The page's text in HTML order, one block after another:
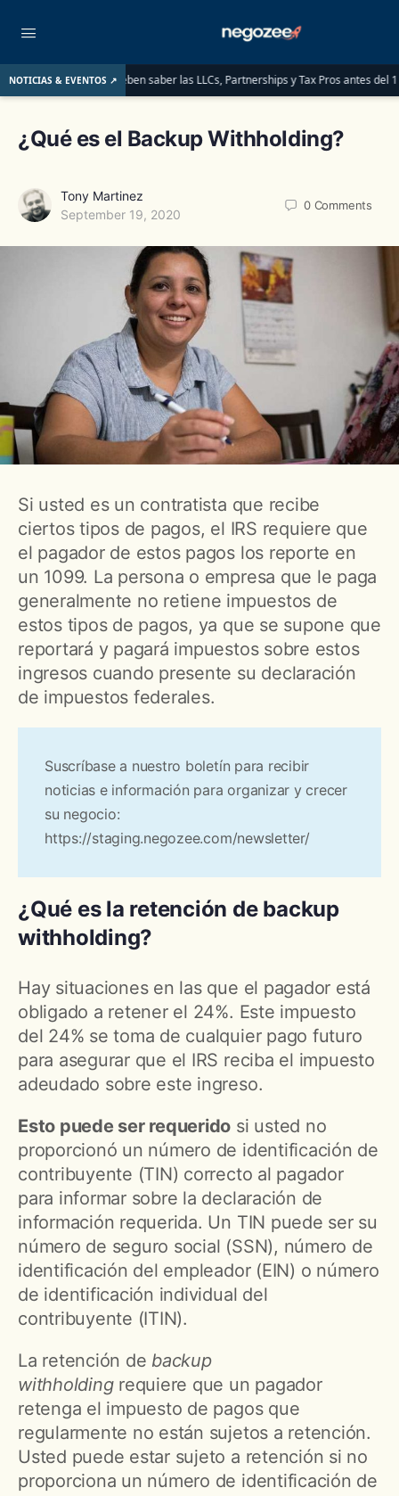
NOTICIAS & EVENTOS ↗
lo que deben saber las LLCs, Partnerships y Tax Pros antes del 1 de
¿Qué es el Backup Withholding?
Tony Martinez
September 19, 2020
0 Comments
Si usted es un contratista que recibe
ciertos tipos de pagos, el IRS requiere que
el pagador de estos pagos los reporte en
un 1099. La persona o empresa que le paga
generalmente no retiene impuestos de
estos tipos de pagos, ya que se supone que
reportará y pagará impuestos sobre estos
ingresos cuando presente su declaración
de impuestos federales.
Suscríbase a nuestro boletín para recibir
noticias e información para organizar y crecer
su negocio:
https://staging.negozee.com/newsletter/
¿Qué es la retención de backup
withholding?
Hay situaciones en las que el pagador está
obligado a retener el 24%. Este impuesto
del 24% se toma de cualquier pago futuro
para asegurar que el IRS reciba el impuesto
adeudado sobre este ingreso.
Esto puede ser requerido si usted no
proporcionó un número de identificación de
contribuyente (TIN) correcto al pagador
para informar sobre la declaración de
información requerida. Un TIN puede ser su
número de seguro social (SSN), número de
identificación del empleador (EIN) o número
de identificación individual del
contribuyente (ITIN).
La retención de backup
withholdingrequiere que un pagador
retenga el impuesto de pagos que
regularmente no están sujetos a retención.
Usted puede estar sujeto a retención si no
proporciona un número de identificación de